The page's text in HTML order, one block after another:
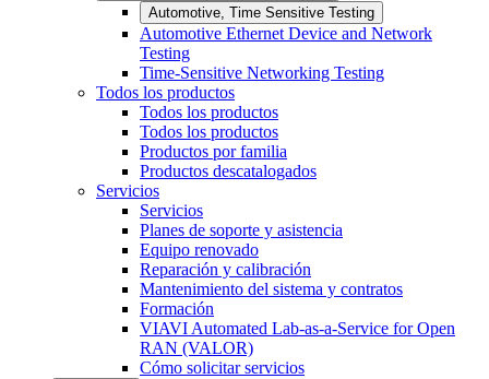
Automotive, Time Sensitive Testing
Automotive Ethernet Device and Network
Testing
Time-Sensitive Networking Testing
Todos los productos
Todos los productos
Todos los productos
Productos por familia
Productos descatalogados
Servicios
Servicios
Planes de soporte y asistencia
Equipo renovado
Reparación y calibración
Mantenimiento del sistema y contratos
Formación
VIAVI Automated Lab-as-a-Service for Open
RAN (VALOR)
Cómo solicitar servicios